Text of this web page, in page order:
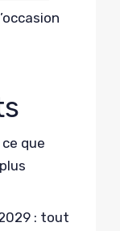
que
: tout